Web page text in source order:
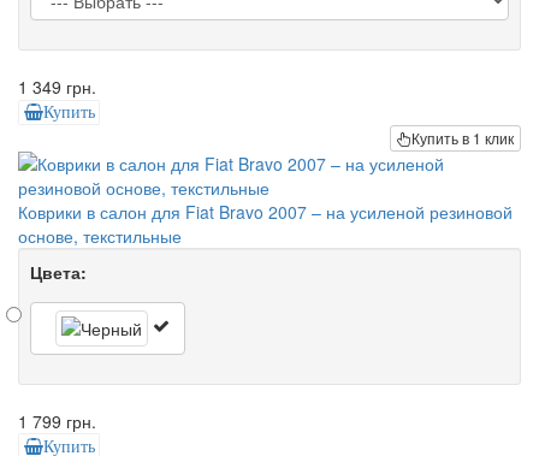
1 349 грн.
Купить
Купить в 1 клик
Коврики в салон для Fiat Bravo 2007 – на усиленой резиновой
основе, текстильные
Цвета:
1 799 грн.
Купить